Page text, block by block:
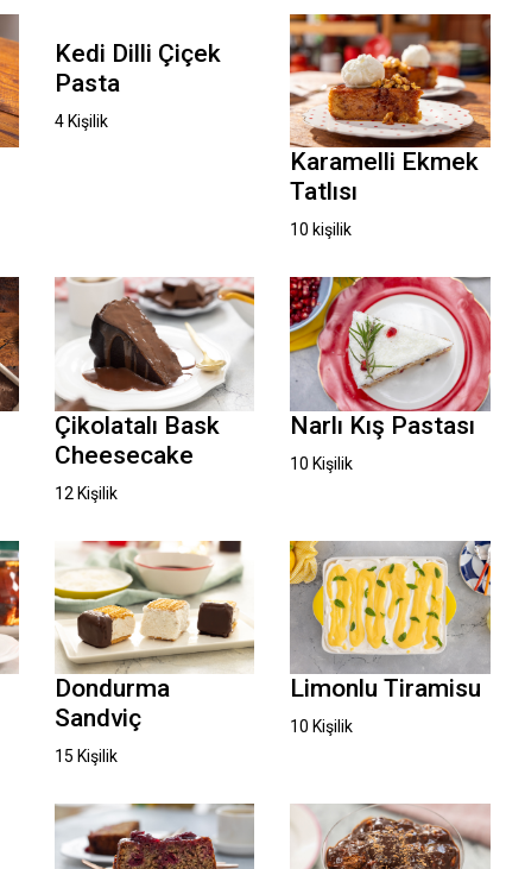
Kedi Dilli Çiçek
Pasta
4 Kişilik
Karamelli Ekmek
Tatlısı
10 kişilik
Çikolatalı Bask
Cheesecake
12 Kişilik
Narlı Kış Pastası
10 Kişilik
Dondurma
Sandviç
15 Kişilik
Limonlu Tiramisu
10 Kişilik